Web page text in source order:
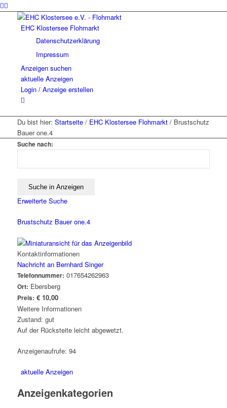
EHC Klostersee Flohmarkt
Datenschutzerklärung
Impressum
Anzeigen suchen
aktuelle Anzeigen
Login / Anzeige erstellen
Du bist hier: Startseite / EHC Klostersee Flohmarkt / Brustschutz
Bauer one.4
Suche nach:
Erweiterte Suche
Brustschutz Bauer one.4
Kontaktinformationen
Nachricht an Bernhard Singer
Telefonnummer: 017654262963
Ort: Ebersberg
Preis: € 10,00
Weitere Informationen
Zustand: gut
Auf der Rücksteite leicht abgewetzt.
Anzeigenaufrufe: 94
aktuelle Anzeigen
Anzeigenkategorien